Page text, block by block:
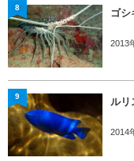
ゴシ
2013
8
ルリ
2014
9